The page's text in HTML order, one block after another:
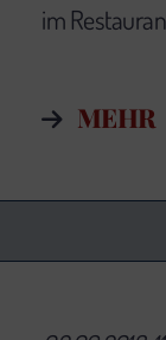
im
MEHR